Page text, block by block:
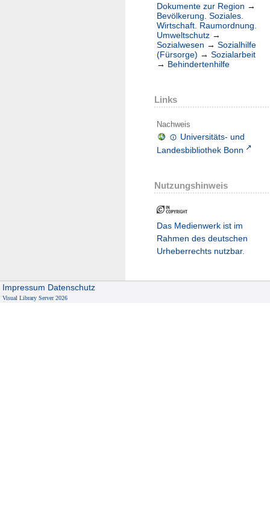
Dokumente zur Region →
Bevölkerung. Soziales.
Wirtschaft. Raumordnung.
Umweltschutz →
Sozialwesen → Sozialhilfe
(Fürsorge) → Sozialarbeit
→ Behindertenhilfe
Links
Nachweis
Universitäts- und
Landesbibliothek Bonn
Nutzungshinweis
Das Medienwerk ist im
Rahmen des deutschen
Urheberrechts nutzbar.
Impressum Datenschutz
Visual Library Server 2026